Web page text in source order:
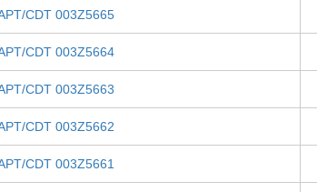
CDT 003Z5665
CDT 003Z5664
CDT 003Z5663
CDT 003Z5662
CDT 003Z5661